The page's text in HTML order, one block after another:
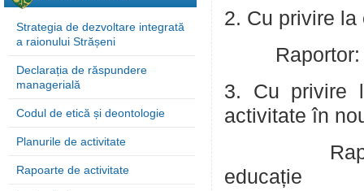
Strategia de dezvoltare integrată
a raionului Strășeni
Declarația de răspundere
managerială
Codul de etică și deontologie
Planurile de activitate
Rapoarte de activitate
2. Cu privire la
Raportor:
3. Cu privire
activitate în
Raportor:
educație